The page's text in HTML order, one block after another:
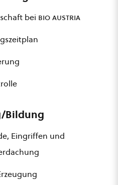
bei bio austria
Bildung
Eingriffen und